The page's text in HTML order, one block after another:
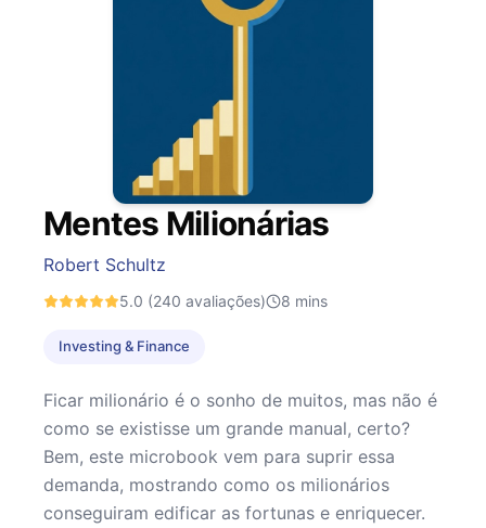
Mentes Milionárias
Robert Schultz
5.0 (240 avaliações) 8 mins
Investing & Finance
Ficar milionário é o sonho de muitos, mas não é
como se existisse um grande manual, certo?
Bem, este microbook vem para suprir essa
demanda, mostrando como os milionários
conseguiram edificar as fortunas e enriquecer.